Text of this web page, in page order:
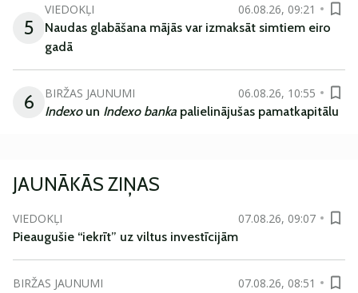
5
VIEDOKĻI
06.08.26, 09:21
Naudas glabāšana mājās var izmaksāt simtiem eiro
gadā
6 BIRŽAS JAUNUMI
06.08.26, 10:55
Indexoun Indexo banka palielinājušas pamatkapitālu
JAUNĀKĀS ZIŅAS
VIEDOKĻI
07.08.26, 09:07
Pieaugušie “iekrīt” uz viltus investīcijām
BIRŽAS JAUNUMI
07.08.26, 08:51